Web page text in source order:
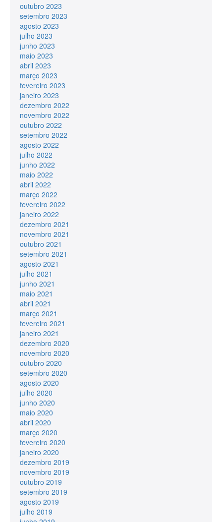
outubro 2023
setembro 2023
agosto 2023
julho 2023
junho 2023
maio 2023
abril 2023
março 2023
fevereiro 2023
janeiro 2023
dezembro 2022
novembro 2022
outubro 2022
setembro 2022
agosto 2022
julho 2022
junho 2022
maio 2022
abril 2022
março 2022
fevereiro 2022
janeiro 2022
dezembro 2021
novembro 2021
outubro 2021
setembro 2021
agosto 2021
julho 2021
junho 2021
maio 2021
abril 2021
março 2021
fevereiro 2021
janeiro 2021
dezembro 2020
novembro 2020
outubro 2020
setembro 2020
agosto 2020
julho 2020
junho 2020
maio 2020
abril 2020
março 2020
fevereiro 2020
janeiro 2020
dezembro 2019
novembro 2019
outubro 2019
setembro 2019
agosto 2019
julho 2019